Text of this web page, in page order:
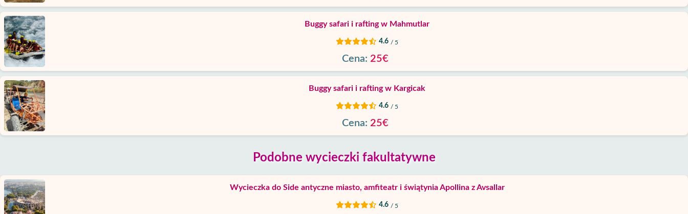
Avsallar
Alanya
wioski
Blog
Google
opinie
O
Warunki
Buggy safari i rafting w Mahmutlar
4.6 / 5
Cena: 25€
Buggy safari i rafting w Kargicak
4.6 / 5
Cena: 25€
Podobne wycieczki fakultatywne
Wycieczka do Side antyczne miasto, amfiteatr i świątynia Apollina z Avsallar
4.6 / 5